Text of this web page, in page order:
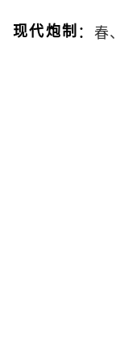
现代炮制： 春